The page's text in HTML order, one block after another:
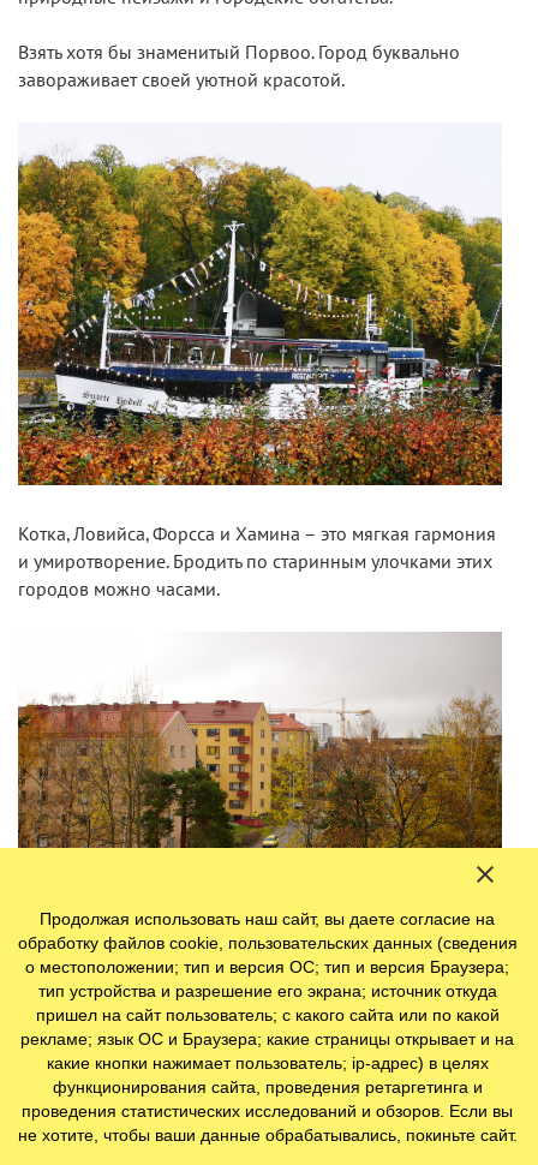
Взять хотя бы знаменитый Порвоо. Город буквально
завораживает своей уютной красотой.
Котка, Ловийса, Форсса и Хамина – это мягкая гармония
и умиротворение. Бродить по старинным улочками этих
городов можно часами.
Курорты Ханко, архипелага Турку и Аландских островов
в октябре преображаются. Ruska здесь – это череда
праздников и фестивалей.
Продолжая использовать наш сайт, вы даете согласие на
обработку файлов cookie, пользовательских данных (сведения
о местоположении; тип и версия ОС; тип и версия Браузера;
тип устройства и разрешение его экрана; источник откуда
пришел на сайт пользователь; с какого сайта или по какой
рекламе; язык ОС и Браузера; какие страницы открывает и на
какие кнопки нажимает пользователь; ip-адрес) в целях
функционирования сайта, проведения ретаргетинга и
проведения статистических исследований и обзоров. Если вы
не хотите, чтобы ваши данные обрабатывались, покиньте сайт.